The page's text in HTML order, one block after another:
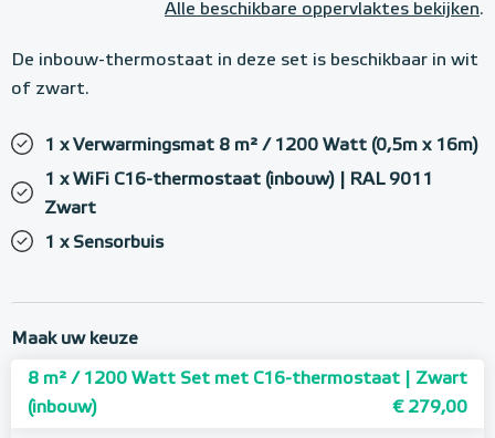
Alle beschikbare oppervlaktes bekijken.
De inbouw-thermostaat in deze set is beschikbaar in wit
of zwart.
1 x Verwarmingsmat 8 m² / 1200 Watt (0,5m x 16m)
1 x WiFi C16-thermostaat (inbouw) | RAL 9011
Zwart
1 x Sensorbuis
Maak uw keuze
8 m² / 1200 Watt Set met C16-thermostaat | Zwart
(inbouw)
€ 279,00